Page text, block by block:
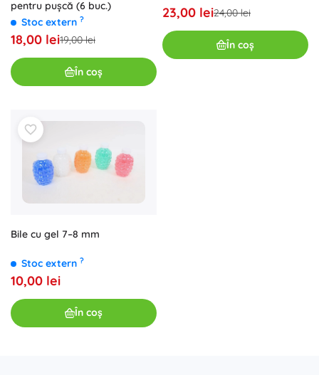
pentru pușcă (6 buc.)
Stoc extern ?
18,00 lei19,00 lei
În coș
23,00 lei24,00 lei
În coș
Bile cu gel 7–8 mm
Stoc extern ?
10,00 lei
În coș